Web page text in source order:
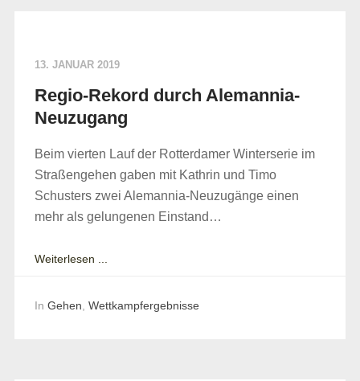
13. JANUAR 2019
Regio-Rekord durch Alemannia-
Neuzugang
Beim vierten Lauf der Rotterdamer Winterserie im
Straßengehen gaben mit Kathrin und Timo
Schusters zwei Alemannia-Neuzugänge einen
mehr als gelungenen Einstand…
Weiterlesen ...
In Gehen Wettkampfergebnisse